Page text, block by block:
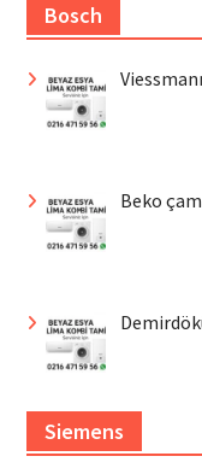
Bosch
Beko
Siemens